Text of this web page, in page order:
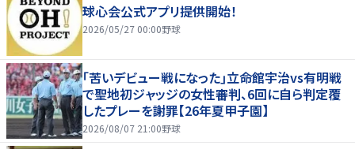
球心会公式アプリ提供開始！
2026/05/27 00:00野球
｢苦いデビュー戦になった｣立命館宇治vs有明戦
で聖地初ジャッジの女性審判、6回に自ら判定覆
したプレーを謝罪【26年夏甲子園】
2026/08/07 21:00野球